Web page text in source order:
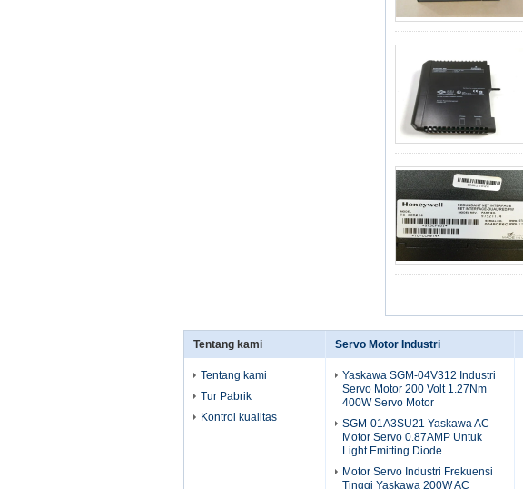
Tentang kami
Tentang kami
Tur Pabrik
Kontrol kualitas
Servo Motor Industri
Yaskawa SGM-04V312 Industri
Servo Motor 200 Volt 1.27Nm
400W Servo Motor
SGM-01A3SU21 Yaskawa AC
Motor Servo 0.87AMP Untuk
Light Emitting Diode
Motor Servo Industri Frekuensi
Tinggi Yaskawa 200W AC